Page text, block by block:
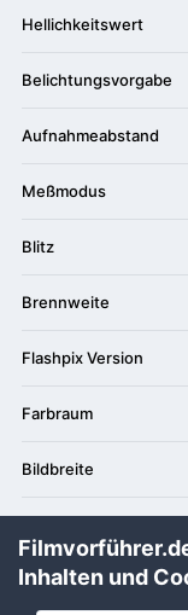
Hellichkeitswert
Belichtungsvorgabe
Aufnahmeabstand
Meßmodus
Blitz
Brennweite
Flashpix Version
Farbraum
Bildbreite
CCD Sensortyp
Inhalten und